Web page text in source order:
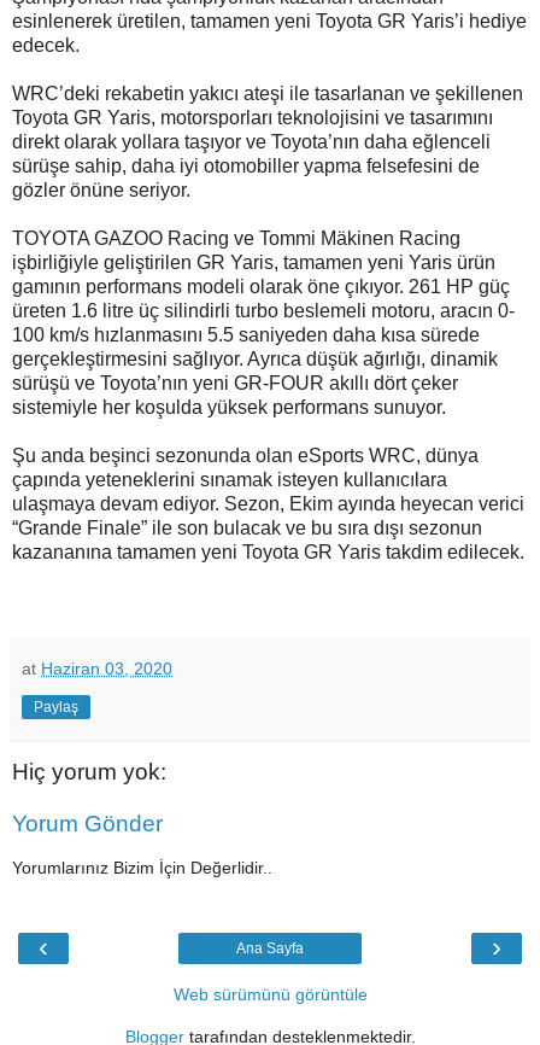
esinlenerek üretilen, tamamen yeni Toyota GR Yaris’i hediye
edecek.
WRC’deki rekabetin yakıcı ateşi ile tasarlanan ve şekillenen
Toyota GR Yaris, motorsporları teknolojisini ve tasarımını
direkt olarak yollara taşıyor ve Toyota’nın daha eğlenceli
sürüşe sahip, daha iyi otomobiller yapma felsefesini de
gözler önüne seriyor.
TOYOTA GAZOO Racing ve Tommi Mäkinen Racing
işbirliğiyle geliştirilen GR Yaris, tamamen yeni Yaris ürün
gamının performans modeli olarak öne çıkıyor. 261 HP güç
üreten 1.6 litre üç silindirli turbo beslemeli motoru, aracın 0-
100 km/s hızlanmasını 5.5 saniyeden daha kısa sürede
gerçekleştirmesini sağlıyor. Ayrıca düşük ağırlığı, dinamik
sürüşü ve Toyota’nın yeni GR-FOUR akıllı dört çeker
sistemiyle her koşulda yüksek performans sunuyor.
Şu anda beşinci sezonunda olan eSports WRC, dünya
çapında yeteneklerini sınamak isteyen kullanıcılara
ulaşmaya devam ediyor. Sezon, Ekim ayında heyecan verici
“Grande Finale” ile son bulacak ve bu sıra dışı sezonun
kazananına tamamen yeni Toyota GR Yaris takdim edilecek.
at Haziran 03, 2020
Paylaş
Hiç yorum yok:
Yorum Gönder
Yorumlarınız Bizim İçin Değerlidir..
‹ ›
Ana Sayfa
Web sürümünü görüntüle
Bloggertarafından desteklenmektedir.